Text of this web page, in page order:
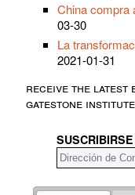
China compra
03-30
La
2021-01-31
receive the latest
gatestone institute